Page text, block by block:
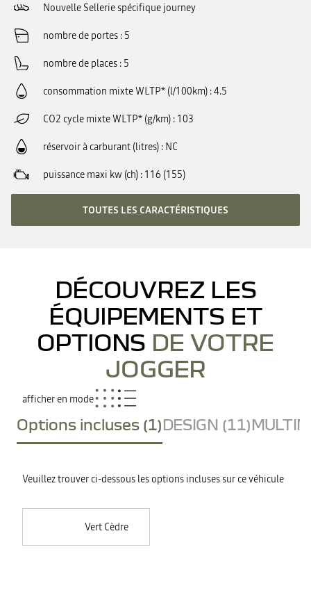
Nouvelle Sellerie spécifique journey
nombre de portes 5
nombre de places 5
consommation mixte WLTP* (l/100km) 4.5
CO2 cycle mixte WLTP* (g/km) 103
réservoir à carburant (litres) NC
puissance maxi kw (ch) 116 (155)
TOUTES LES CARACTÉRISTIQUES
DÉCOUVREZ LES
ÉQUIPEMENTS ET
OPTIONS DE VOTRE
JOGGER
afficher en mode
Options incluses (1)DESIGN (11)
Veuillez trouver ci-dessous les options incluses sur ce véhicule
Vert Cèdre